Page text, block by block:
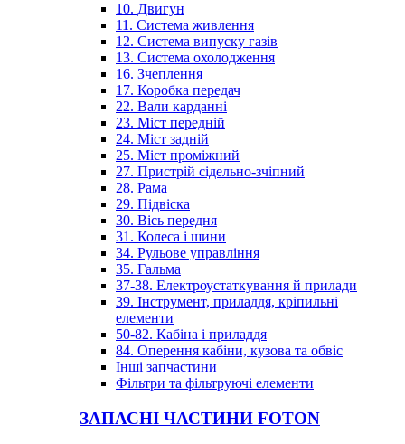
10. Двигун
11. Система живлення
12. Система випуску газів
13. Система охолодження
16. Зчеплення
17. Коробка передач
22. Вали карданні
23. Міст передній
24. Міст задній
25. Міст проміжний
27. Пристрій сідельно-зчіпний
28. Рама
29. Підвіска
30. Вісь передня
31. Колеса і шини
34. Рульове управління
35. Гальма
37-38. Електроустаткування й прилади
39. Інструмент, приладдя, кріпильні
елементи
50-82. Кабіна і приладдя
84. Оперення кабіни, кузова та обвіс
Інші запчастини
Фільтри та фільтруючі елементи
ЗАПАСНІ ЧАСТИНИ FOTON